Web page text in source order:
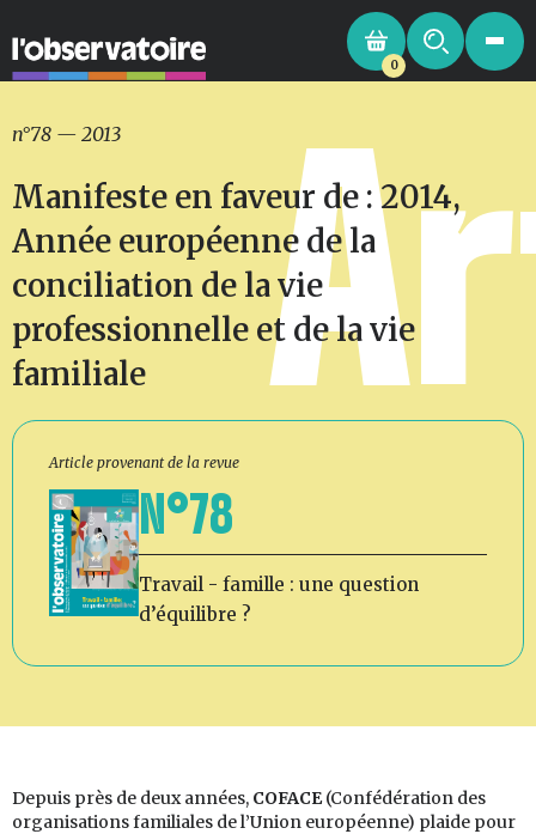
0
n°78 — 2013
Manifeste en faveur de : 2014,
Année européenne de la
conciliation de la vie
professionnelle et de la vie
familiale
Article provenant de la revue
N°78
Travail - famille : une question
d’équilibre ?
Depuis près de deux années, COFACE(Confédération des
organisations familiales de l’Union européenne) plaide pour